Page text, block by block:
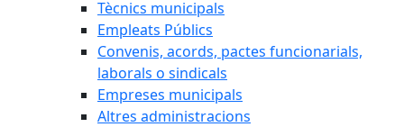
Tècnics municipals
Empleats Públics
Convenis, acords, pactes funcionarials,
laborals o sindicals
Empreses municipals
Altres administracions